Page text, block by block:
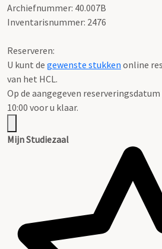
Archiefnummer: 40.007B
Inventarisnummer: 2476
Reserveren:
U kunt de gewenste stukken online
van het HCL.
Op de aangegeven
10:00 voor u klaar.
Mijn Studiezaal